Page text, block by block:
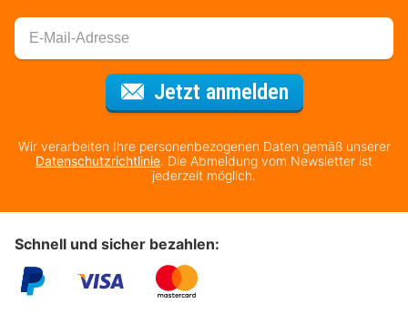
Jetzt anmeldenFür den
Wir verarbeiten Ihre personenbezogenen Daten gemäß unserer
Datenschutzrichtlinie. Die Abmeldung vom Newsletter ist
jederzeit möglich.
Schnell und sicher bezahlen: